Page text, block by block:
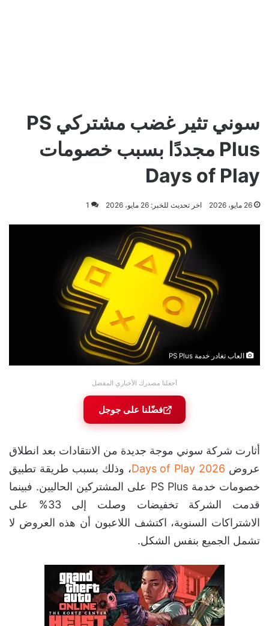
سوني تثير غضب مشتركي PS
Plus مجددًا بسبب خصومات
Days of Play
26 مايو، 2026 اخر تحديث للخبر: 26 مايو، 2026 1
العاب تغادر خدمة PS Plus
أجعلنا مصدرك الأخباري المفضل
فضّلنا على جوجل
أثارت شركة سوني موجة جديدة من الانتقادات بعد انطلاق
عروض Days of Play 2026، وذلك بسبب طريقة تطبيق
خصومات خدمة PS Plus على المشتركين الحاليين. فبينما
قدمت الشركة تخفيضات وصلت إلى 33% على
الاشتراكات السنوية، اكتشف اللاعبون أن هذه العروض لا
تشمل الجميع بنفس الشكل.